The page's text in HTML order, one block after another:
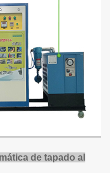
de tapado al